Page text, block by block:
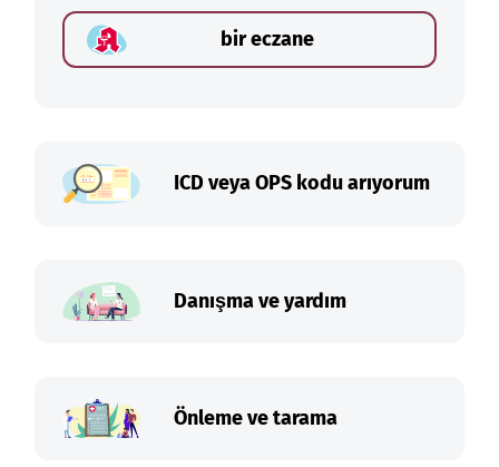
bir eczane
ICD veya OPS kodu arıyorum
Danışma ve yardım
Önleme ve tarama